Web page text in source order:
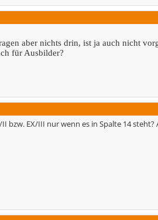
aber nichts drin, ist ja auch nicht
für Ausbilder?
bzw. EX/III nur wenn es in Spalte 14